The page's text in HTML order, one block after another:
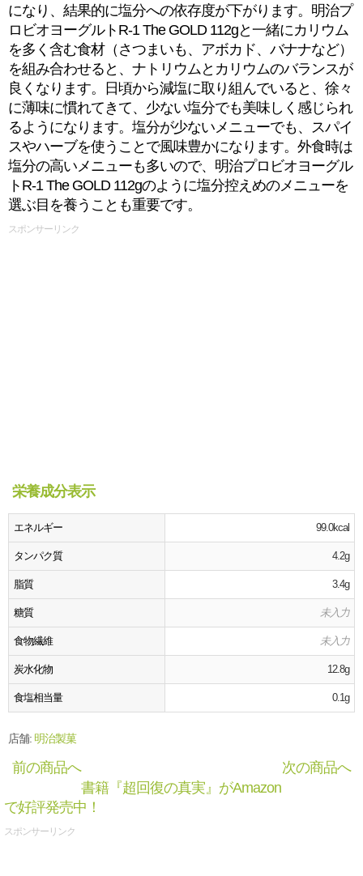
になり、結果的に塩分への依存度が下がります。明治プ
ロビオヨーグルトR-1 The GOLD 112gと一緒にカリウム
を多く含む食材（さつまいも、アボカド、バナナなど）
を組み合わせると、ナトリウムとカリウムのバランスが
良くなります。日頃から減塩に取り組んでいると、徐々
に薄味に慣れてきて、少ない塩分でも美味しく感じられ
るようになります。塩分が少ないメニューでも、スパイ
スやハーブを使うことで風味豊かになります。外食時は
塩分の高いメニューも多いので、明治プロビオヨーグル
トR-1 The GOLD 112gのように塩分控えめのメニューを
選ぶ目を養うことも重要です。
スポンサーリンク
栄養成分表示
エネルギー 99.0kcal
タンパク質 4.2g
脂質 3.4g
糖質 未入力
食物繊維 未入力
炭水化物 12.8g
食塩相当量 0.1g
店舗: 明治製菓
前の商品へ
次の商品へ
書籍『超回復の真実』がAmazon
で好評発売中！
スポンサーリンク